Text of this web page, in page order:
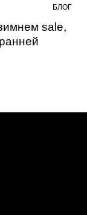
БЛОГ
sale,